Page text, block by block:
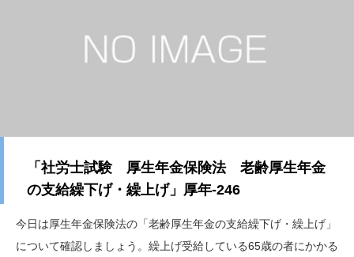
「社労士試験 厚生年金保険法 老齢厚生年金
の支給繰下げ・繰上げ」厚年-246
今日は厚生年金保険法の「老齢厚生年金の支給繰下げ・繰上げ」
について確認しましょう。繰上げ受給している65歳の者にかかる